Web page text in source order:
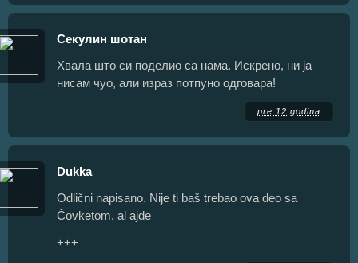
Секулин шотан
Хвала што си поделио са нама. Искрено, ни ја
нисам чуо, али израз потпуно одговара!
pre 12 godina
Dukka
Odlični napisano. Nije ti baš trebao ova deo sa
Čovketom, al ajde
+++